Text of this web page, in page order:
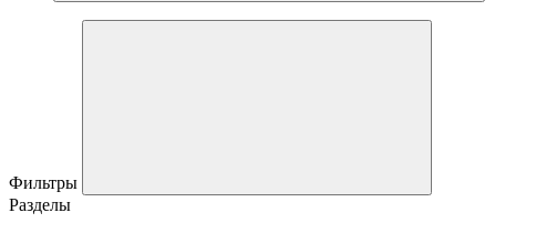
Фильтры
Разделы